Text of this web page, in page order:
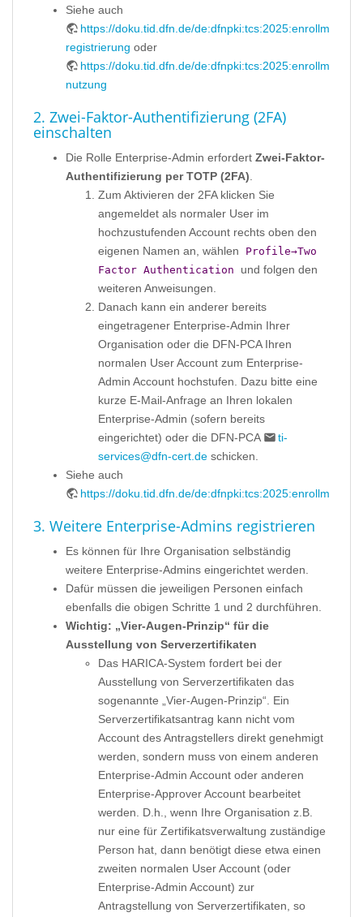
Siehe auch
https://doku.tid.dfn.de/
registrierung oder
https://doku.tid.dfn.de/
nutzung
2. Zwei-Faktor-Authentifizierung (2FA)
einschalten
Die Rolle Enterprise-Admin erfordert Zwei-Faktor-
Authentifizierung per TOTP (2FA)
Zum Aktivieren der 2FA klicken Sie
angemeldet als normaler User im
hochzustufenden Account rechts oben den
eigenen Namen an, wählen
Profile→Two
Factor Authentication
und folgen den
weiteren Anweisungen.
Danach kann ein anderer bereits
eingetragener Enterprise-Admin Ihrer
Organisation oder die DFN-PCA Ihren
normalen User Account zum Enterprise-
Admin Account hochstufen. Dazu bitte eine
kurze E-Mail-Anfrage an Ihren lokalen
Enterprise-Admin (sofern bereits
eingerichtet) oder die DFN-PCA
ti-
services@dfn-cert.de schicken.
Siehe auch
https://doku.tid.dfn.de/
3. Weitere Enterprise-Admins registrieren
Es können für Ihre Organisation selbständig
weitere Enterprise-Admins eingerichtet werden.
Dafür müssen die jeweiligen Personen einfach
ebenfalls die obigen Schritte 1 und 2 durchführen.
Wichtig: „Vier-Augen-Prinzip“ für die
Ausstellung von Serverzertifikaten
Das HARICA-System fordert bei der
Ausstellung von Serverzertifikaten das
sogenannte „Vier-Augen-Prinzip“. Ein
Serverzertifikatsantrag kann nicht vom
Account des Antragstellers direkt genehmigt
werden, sondern muss von einem anderen
Enterprise-Admin Account oder anderen
Enterprise-Approver Account bearbeitet
werden. D.h., wenn Ihre Organisation z.B.
nur eine für Zertifikatsverwaltung zuständige
Person hat, dann benötigt diese etwa einen
zweiten normalen User Account (oder
Enterprise-Admin Account) zur
Antragstellung von Serverzertifikaten, so